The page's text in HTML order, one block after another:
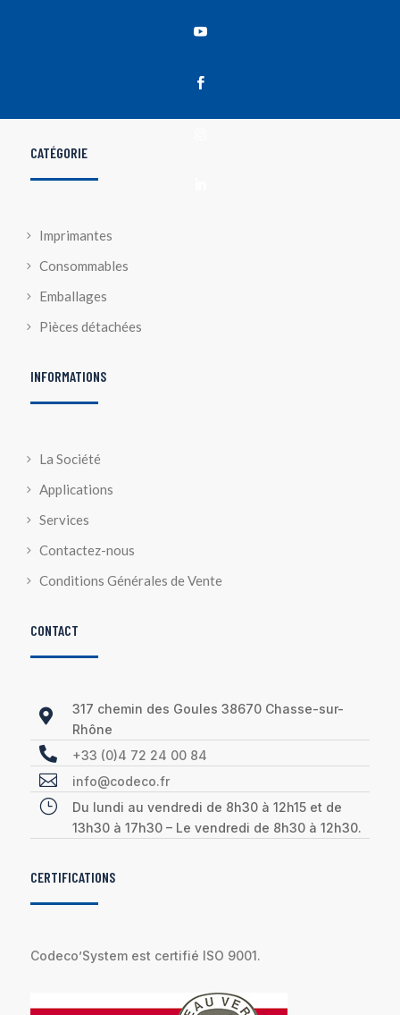


CATÉGORIE
Imprimantes
Consommables
Emballages
Pièces détachées
INFORMATIONS
La Société
Applications
Services
Contactez-nous
Conditions Générales de Vente
CONTACT

317 chemin des Goules 38670 Chasse-sur-
Rhône
 +33 (0)4 72 24 00 84
 info@codeco.fr
}
Du lundi au vendredi de 8h30 à 12h15 et de
13h30 à 17h30 – Le vendredi de 8h30 à 12h30.
CERTIFICATIONS
Codeco’System est certifié ISO 9001.